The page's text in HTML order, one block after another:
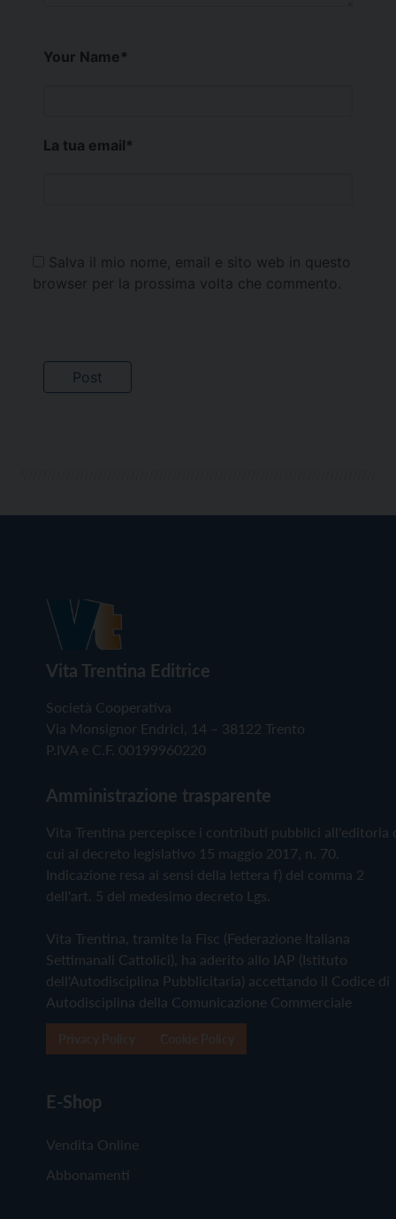
Your Name*
La tua email*
Salva il mio nome, email e sito web in questo
browser per la prossima volta che commento.
Vita Trentina Editrice
Società Cooperativa
Via Monsignor Endrici, 14 – 38122 Trento
P.IVA e C.F. 00199960220
Amministrazione trasparente
Vita Trentina percepisce i contributi pubblici all'editoria
cui al decreto legislativo 15 maggio 2017, n. 70.
Indicazione resa ai sensi della lettera f) del comma 2
dell'art. 5 del medesimo decreto Lgs.
Vita Trentina, tramite la Fisc (Federazione Italiana
Settimanali Cattolici), ha aderito allo IAP (Istituto
dell'Autodisciplina Pubblicitaria) accettando il Codice di
Autodisciplina della Comunicazione Commerciale
E-Shop
Vendita Online
Abbonamenti